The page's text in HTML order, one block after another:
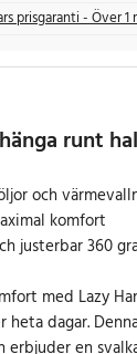
prisgaranti - Över
runt
och
komfort
justerbar 360
med Lazy
dagar.
erbjuder en